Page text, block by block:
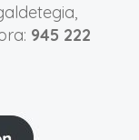
945 222